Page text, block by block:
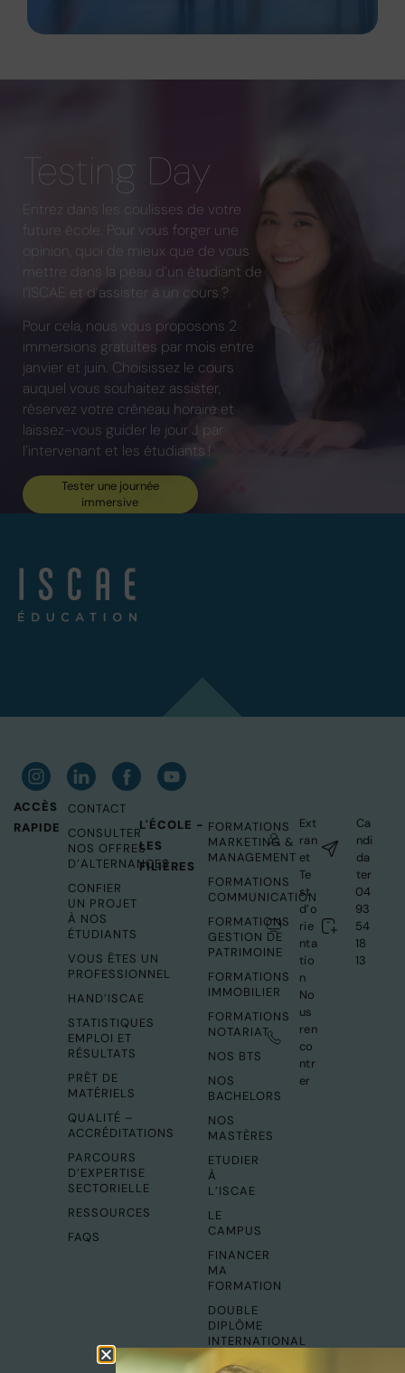
Testing Day
Entrez dans les coulisses de votre
future école. Pour vous forger une
opinion, quoi de mieux que de vous
mettre dans la peau d’un étudiant de
l’ISCAE et d’assister à un cours ?
Pour cela, nous vous proposons 2
immersions gratuites par mois entre
janvier et juin. Choisissez le cours
auquel vous souhaitez assister,
réservez votre créneau horaire et
laissez-vous guider le jour J par
l’intervenant et les étudiants !
Tester une journée
immersive
ACCÈS
RAPIDE
CONTACT
CONSULTER
NOS OFFRES
D’ALTERNANCES
CONFIER
UN PROJET
À NOS
ÉTUDIANTS
VOUS ÊTES UN
PROFESSIONNEL
HAND’ISCAE
STATISTIQUES
EMPLOI ET
RÉSULTATS
PRÊT DE
MATÉRIELS
QUALITÉ –
ACCRÉDITATIONS
PARCOURS
D’EXPERTISE
SECTORIELLE
RESSOURCES
FAQS
L'ÉCOLE -
LES
FILIÈRES
FORMATIONS
MARKETING &
MANAGEMENT
FORMATIONS
COMMUNICATION
FORMATIONS
GESTION DE
PATRIMOINE
FORMATIONS
IMMOBILIER
FORMATIONS
NOTARIAT
NOS BTS
NOS
BACHELORS
NOS
MASTÈRES
ETUDIER
À
L’ISCAE
LE
CAMPUS
FINANCER
MA
FORMATION
DOUBLE
DIPLÔME
INTERNATIONAL
ETUDIANTS
Ext
ran
et
Te
st
d’o
rie
nta
tio
n
No
us
ren
co
ntr
er
Ca
ndi
da
ter
04
93
54
18
13